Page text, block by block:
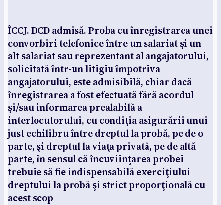
ÎCCJ. DCD admisă. Proba cu înregistrarea unei
convorbiri telefonice între un salariat şi un
alt salariat sau reprezentant al angajatorului,
solicitată într-un litigiu împotriva
angajatorului, este admisibilă, chiar dacă
înregistrarea a fost efectuată fără acordul
şi/sau informarea prealabilă a
interlocutorului, cu condiţia asigurării unui
just echilibru între dreptul la probă, pe de o
parte, şi dreptul la viaţa privată, pe de altă
parte, în sensul că încuviinţarea probei
trebuie să fie indispensabilă exerciţiului
dreptului la probă şi strict proporţională cu
acest scop